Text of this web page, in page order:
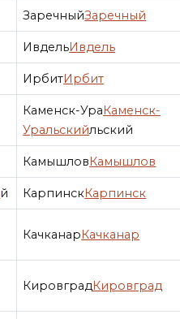
ЗаречныйЗаречный
ИвдельИвдель
ИрбитИрбит
Каменск-УраКаменск-
Уральскийльский
КамышловКамышлов
й КарпинскКарпинск
КачканарКачканар
КировградКировград